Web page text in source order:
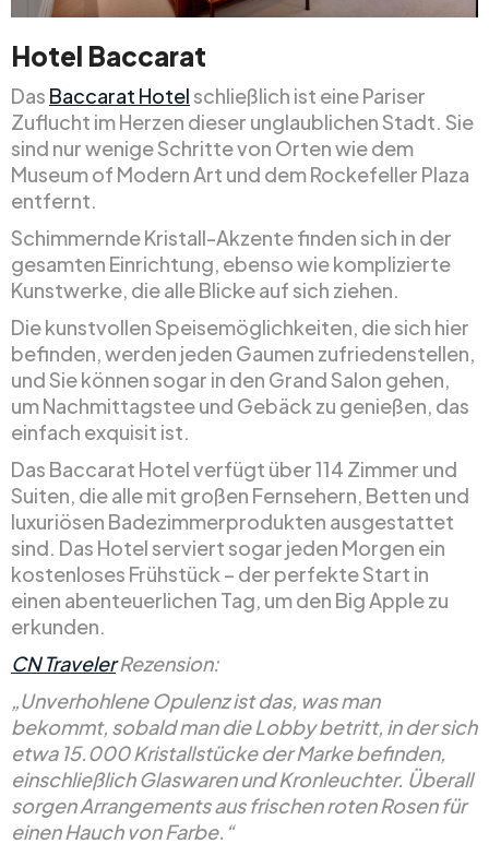
Hotel Baccarat
Das Baccarat Hotelschließlich ist eine Pariser
Zuflucht im Herzen dieser unglaublichen Stadt. Sie
sind nur wenige Schritte von Orten wie dem
Museum of Modern Art und dem Rockefeller Plaza
entfernt.
Schimmernde Kristall-Akzente finden sich in der
gesamten Einrichtung, ebenso wie komplizierte
Kunstwerke, die alle Blicke auf sich ziehen.
Die kunstvollen Speisemöglichkeiten, die sich hier
befinden, werden jeden Gaumen zufriedenstellen,
und Sie können sogar in den Grand Salon gehen,
um Nachmittagstee und Gebäck zu genießen, das
einfach exquisit ist.
Das Baccarat Hotel verfügt über 114 Zimmer und
Suiten, die alle mit großen Fernsehern, Betten und
luxuriösen Badezimmerprodukten ausgestattet
sind. Das Hotel serviert sogar jeden Morgen ein
kostenloses Frühstück – der perfekte Start in
einen abenteuerlichen Tag, um den Big Apple zu
erkunden.
CN TravelerRezension:
„Unverhohlene Opulenz ist das, was man
bekommt, sobald man die Lobby betritt, in der sich
etwa 15.000 Kristallstücke der Marke befinden,
einschließlich Glaswaren und Kronleuchter. Überall
sorgen Arrangements aus frischen roten Rosen für
einen Hauch von Farbe.“